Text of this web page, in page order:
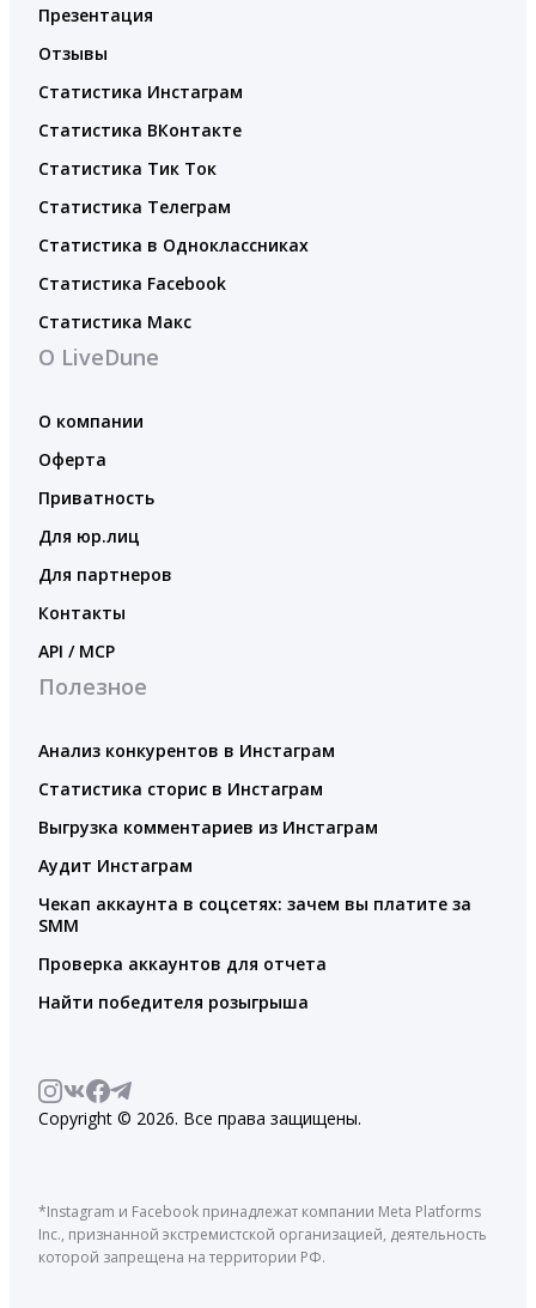
Презентация
Отзывы
Статистика Инстаграм
Статистика ВКонтакте
Статистика Тик Ток
Статистика Телеграм
Статистика в Одноклассниках
Статистика Facebook
Статистика Макс
О LiveDune
О компании
Оферта
Приватность
Для юр.лиц
Для партнеров
Контакты
API / MCP
Полезное
Анализ конкурентов в Инстаграм
Статистика сторис в Инстаграм
Выгрузка комментариев из Инстаграм
Аудит Инстаграм
Чекап аккаунта в соцсетях: зачем вы платите за
SMM
Проверка аккаунтов для отчета
Найти победителя розыгрыша
Copyright © 2026. Все права защищены.
*Instagram и Facebook принадлежат компании Meta Platforms
Inc., признанной экстремистской организацией, деятельность
которой запрещена на территории РФ.